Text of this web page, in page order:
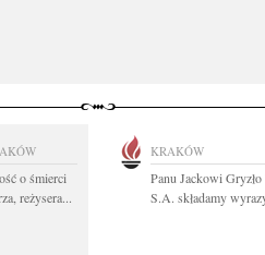
o śmierci
reżysera...
KRAKÓW
Panu Jackowi
S.A. składamy